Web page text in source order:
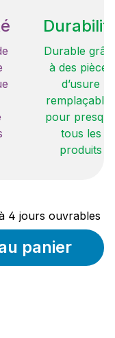
Durable
à des pièces
d’usure
remplaçables
pour
tous les
produits
4 jours ouvrables
panier